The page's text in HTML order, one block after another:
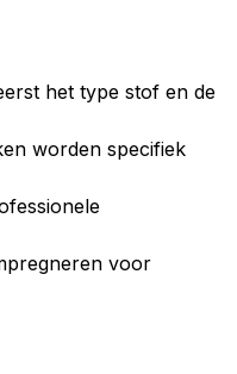
het type stof en de
worden specifiek
voor